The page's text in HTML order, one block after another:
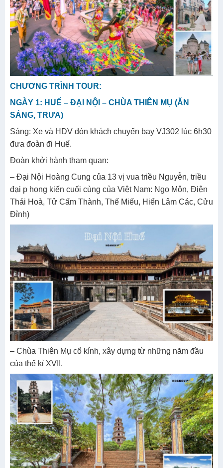
CHƯƠNG TRÌNH TOUR:
NGÀY 1: HUẾ – ĐẠI NỘI – CHÙA THIÊN MỤ (ĂN
SÁNG, TRƯA)
Sáng: Xe và HDV đón khách chuyến bay VJ302 lúc 6h30
đưa đoàn đi Huế.
Đoàn khởi hành tham quan:
– Đại Nội Hoàng Cung của 13 vị vua triều Nguyễn, triều
đại p hong kiến cuối cùng của Việt Nam: Ngọ Môn, Điện
Thái Hoà, Tử Cấm Thành, Thế Miếu, Hiển Lâm Các, Cửu
Đỉnh)
– Chùa Thiên Mụ cổ kính, xây dựng từ những năm đầu
của thế kỉ XVII.